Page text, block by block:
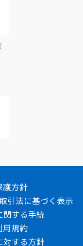
護方針
引法に基づく表示
関する手続
用規約
対する方針